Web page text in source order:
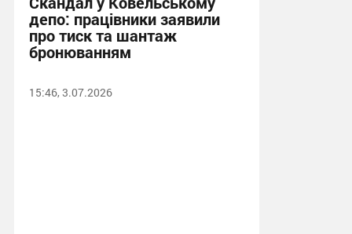
депо: працівники заявили
про тиск та шантаж
бронюванням
15:46, 3.07.2026